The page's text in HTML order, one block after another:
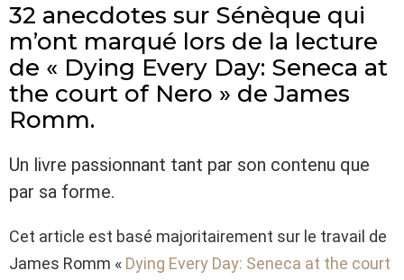
32 anecdotes sur Sénèque qui
m’ont marqué lors de la lecture
de « Dying Every Day: Seneca at
the court of Nero » de James
Romm.
Un livre passionnant tant par son contenu que
par sa forme.
Cet article est basé majoritairement sur le travail de
James Romm « Dying Every Day: Seneca at the court